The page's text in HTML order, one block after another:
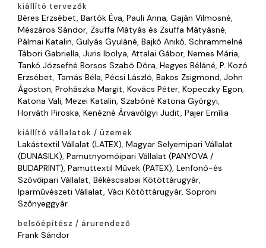
kiállító tervezők
Béres Erzsébet, Bartók Éva, Pauli Anna, Gaján Vilmosné,
Mészáros Sándor, Zsuffa Mátyás és Zsuffa Mátyásné,
Pálmai Katalin, Gulyás Gyuláné, Bajkó Anikó, Schrammelné
Tábori Gabriella, Juris Ibolya, Attalai Gábor, Nemes Mária,
Tankó Józsefné Borsos Szabó Dóra, Hegyes Béláné, P. Kozó
Erzsébet, Tamás Béla, Pécsi László, Bakos Zsigmond, John
Ágoston, Prohászka Margit, Kovács Péter, Kopeczky Egon,
Katona Vali, Mezei Katalin, Szabóné Katona Györgyi,
Horváth Piroska, Kenézné Árvavölgyi Judit, Pajer Emília
kiállító vállalatok / üzemek
Lakástextil Vállalat (LATEX), Magyar Selyemipari Vállalat
(DUNASILK), Pamutnyomóipari Vállalat (PANYOVA /
BUDAPRINT), Pamuttextil Művek (PATEX), Lenfonó-és
Szövőipari Vállalat, Békéscsabai Kötöttárugyár,
Iparművészeti Vállalat, Váci Kötöttárugyár, Soproni
Szőnyeggyár
belsőépítész / árurendező
Frank Sándor